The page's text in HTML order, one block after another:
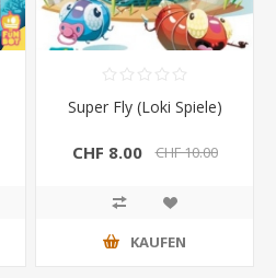
Super Fly (Loki Spiele)
CHF 8.00 CHF 10.00
KAUFEN